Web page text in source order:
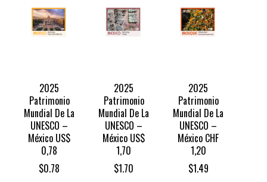
2025
Patrimonio
Mundial De La
UNESCO –
México US$
0,78
$0.78
2025
Patrimonio
Mundial De La
UNESCO –
México US$
1,70
$1.70
2025
Patrimonio
Mundial De La
UNESCO –
México CHF
1,20
$1.49